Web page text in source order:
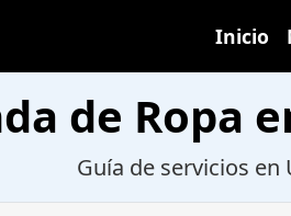
Inicio
de Ropa
Guía de servicios en